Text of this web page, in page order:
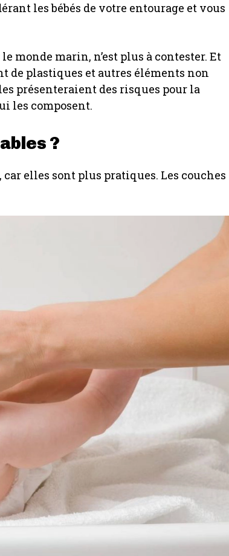
les bébés de votre entourage et vous
monde marin, n’est plus à contester. Et
de plastiques et autres éléments non
présenteraient des risques pour la
les composent.
?
elles sont plus pratiques. Les couches